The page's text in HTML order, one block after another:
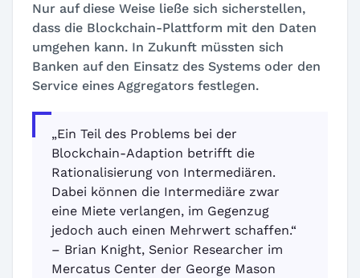
Nur auf diese Weise ließe sich sicherstellen,
dass die Blockchain-Plattform mit den Daten
umgehen kann. In Zukunft müssten sich
Banken auf den Einsatz des Systems oder den
Service eines Aggregators festlegen.
„Ein Teil des Problems bei der
Blockchain-Adaption betrifft die
Rationalisierung von Intermediären.
Dabei können die Intermediäre zwar
eine Miete verlangen, im Gegenzug
jedoch auch einen Mehrwert schaffen.“
– Brian Knight, Senior Researcher im
Mercatus Center der George Mason